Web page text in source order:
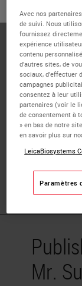
Sun Woo Kim,
biotech start-
of over 20
computer
based on the
impacts and
industry. Prior
of Pinion
start-up, which
He was also the
Korea, where
Mr.
Avec nos
de suivi. Nous
fournissez
expérience
contenu
d’autres sites, de
sociaux, d’effectuer
campagnes
consentez à leur
partenaires (voir le
de consentement à
» en bas de notre
en savoir plus sur
LeicaBiosystems
Paramètres